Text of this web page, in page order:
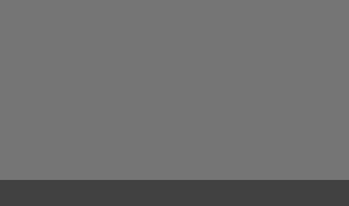
auf Facebook